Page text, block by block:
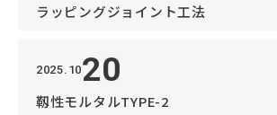
ラッピングジョイント工法
2025.1020
靱性モルタルTYPE-2